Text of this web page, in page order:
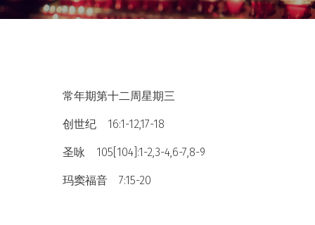
常年期第十二周星期三
创世纪 16:1-12,17-18
圣咏 105[104]:1-2,3-4,6-7,8-9
玛窦福音 7:15-20